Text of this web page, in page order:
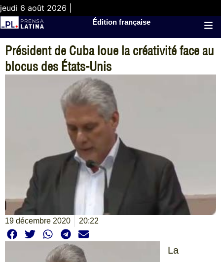
jeudi 6 août 2026 |
Édition française
Président de Cuba loue la créativité face au
blocus des États-Unis
19 décembre 2020 20:22
La